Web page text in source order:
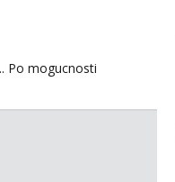
Po mogucnosti